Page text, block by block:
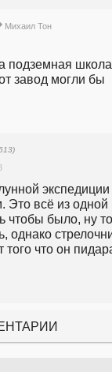
Михаил Тон
подземная
завод могли бы
экспедиции
Это всё из одной
чтобы было, ну
однако
что он